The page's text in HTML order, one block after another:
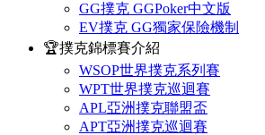
GG撲克 GGPoker中文版
EV撲克 GG獨家保險機制
🏆撲克錦標賽介紹
WSOP世界撲克系列賽
WPT世界撲克巡迴賽
APL亞洲撲克聯盟盃
APT亞洲撲克巡迴賽